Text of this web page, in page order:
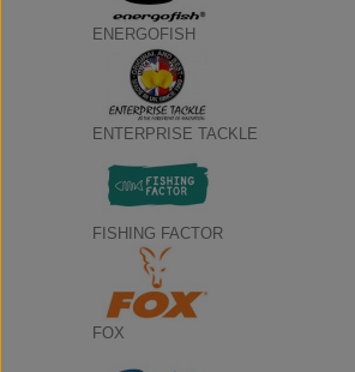
ENERGOFISH
ENTERPRISE TACKLE
FISHING FACTOR
FOX